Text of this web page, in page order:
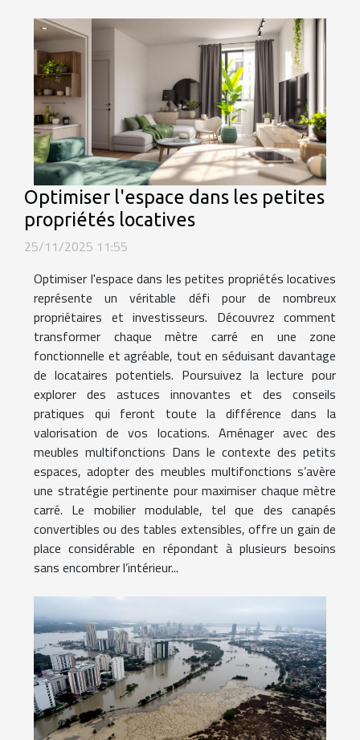
Optimiser l'espace dans les petites
propriétés locatives
25/11/2025 11:55
Optimiser l'espace dans les petites propriétés locatives
représente un véritable défi pour de nombreux
propriétaires et investisseurs. Découvrez comment
transformer chaque mètre carré en une zone
fonctionnelle et agréable, tout en séduisant davantage
de locataires potentiels. Poursuivez la lecture pour
explorer des astuces innovantes et des conseils
pratiques qui feront toute la différence dans la
valorisation de vos locations. Aménager avec des
meubles multifonctions Dans le contexte des petits
espaces, adopter des meubles multifonctions s’avère
une stratégie pertinente pour maximiser chaque mètre
carré. Le mobilier modulable, tel que des canapés
convertibles ou des tables extensibles, offre un gain de
place considérable en répondant à plusieurs besoins
sans encombrer l’intérieur...